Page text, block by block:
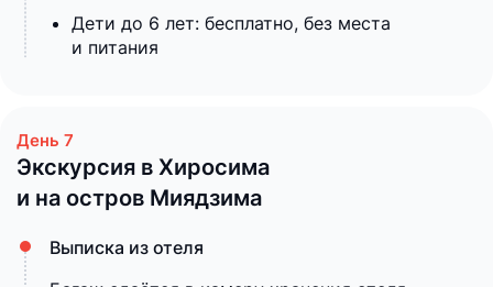
Дети до 6 лет: бесплатно, без места
и питания
Экскурсия в Хиросима
и на остров Миядзима
Выписка из отеля